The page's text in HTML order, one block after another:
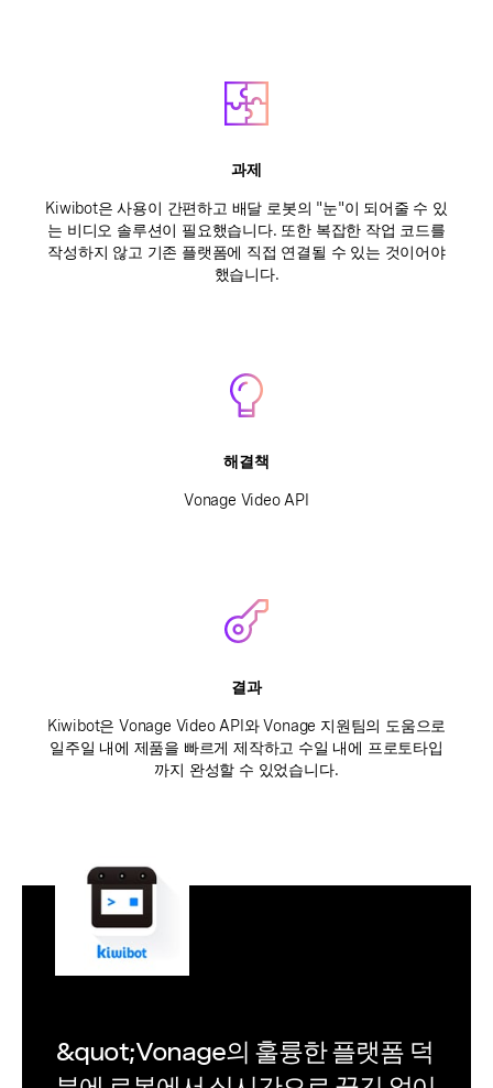
과제
Kiwibot은 사용이 간편하고 배달 로봇의 "눈"이 되어줄 수 있
는 비디오 솔루션이 필요했습니다. 또한 복잡한 작업 코드를
작성하지 않고 기존 플랫폼에 직접 연결될 수 있는 것이어야
했습니다.
해결책
Vonage Video API
결과
Kiwibot은 Vonage Video API와 Vonage 지원팀의 도움으로
일주일 내에 제품을 빠르게 제작하고 수일 내에 프로토타입
까지 완성할 수 있었습니다.
&quot;Vonage의 훌륭한 플랫폼 덕